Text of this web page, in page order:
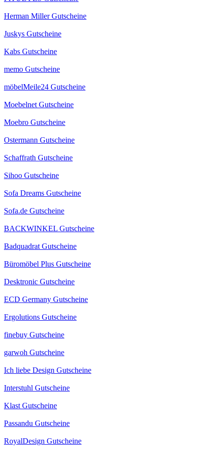
Herman Miller Gutscheine
Juskys Gutscheine
Kabs Gutscheine
memo Gutscheine
möbelMeile24 Gutscheine
Moebelnet Gutscheine
Moebro Gutscheine
Ostermann Gutscheine
Schaffrath Gutscheine
Sihoo Gutscheine
Sofa Dreams Gutscheine
Sofa.de Gutscheine
BACKWINKEL Gutscheine
Badquadrat Gutscheine
Büromöbel Plus Gutscheine
Desktronic Gutscheine
ECD Germany Gutscheine
Ergolutions Gutscheine
finebuy Gutscheine
garwoh Gutscheine
Ich liebe Design Gutscheine
Interstuhl Gutscheine
Klast Gutscheine
Passandu Gutscheine
RoyalDesign Gutscheine